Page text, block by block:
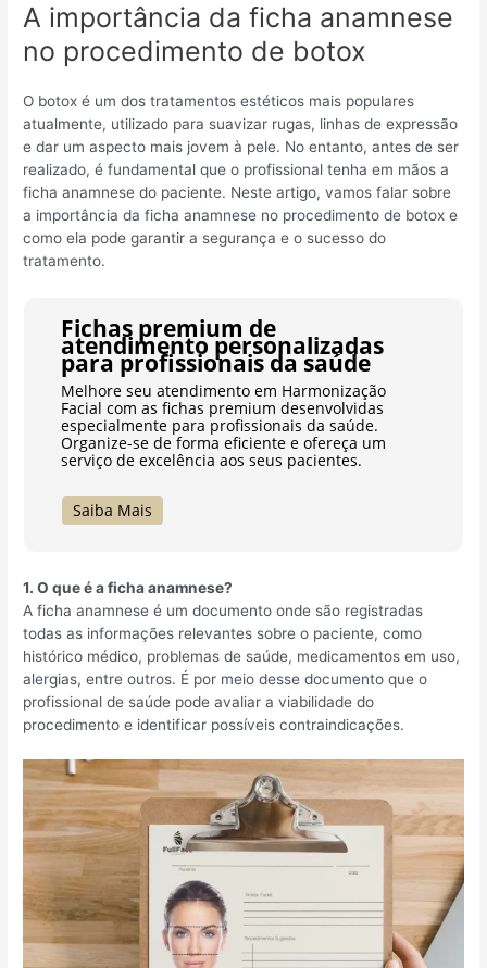
A importância da ficha anamnese
no procedimento de botox
O botox é um dos tratamentos estéticos mais populares
atualmente, utilizado para suavizar rugas, linhas de expressão
e dar um aspecto mais jovem à pele. No entanto, antes de ser
realizado, é fundamental que o profissional tenha em mãos a
ficha anamnese do paciente. Neste artigo, vamos falar sobre
a importância da ficha anamnese no procedimento de botox e
como ela pode garantir a segurança e o sucesso do
tratamento.
Fichas premium de
atendimento personalizadas
para profissionais da saúde
Melhore seu atendimento em Harmonização
Facial com as fichas premium desenvolvidas
especialmente para profissionais da saúde.
Organize-se de forma eficiente e ofereça um
serviço de excelência aos seus pacientes.
Saiba Mais
1. O que é a ficha anamnese?
A ficha anamnese é um documento onde são registradas
todas as informações relevantes sobre o paciente, como
histórico médico, problemas de saúde, medicamentos em uso,
alergias, entre outros. É por meio desse documento que o
profissional de saúde pode avaliar a viabilidade do
procedimento e identificar possíveis contraindicações.